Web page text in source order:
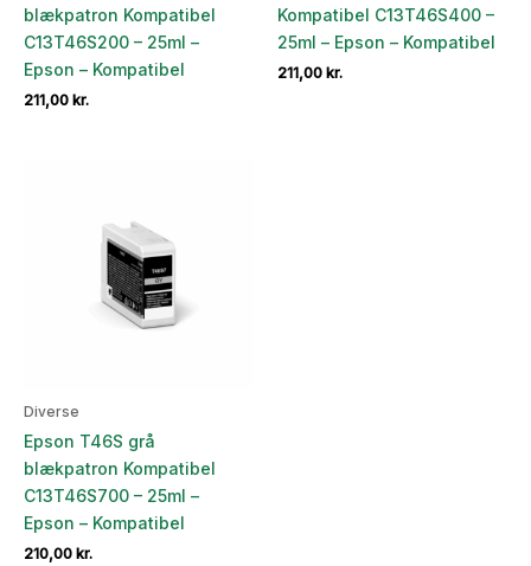
blækpatron Kompatibel
C13T46S200 – 25ml –
Epson – Kompatibel
211,00 kr.
Kompatibel C13T46S400 –
25ml – Epson – Kompatibel
211,00 kr.
Diverse
Epson T46S grå
blækpatron Kompatibel
C13T46S700 – 25ml –
Epson – Kompatibel
210,00 kr.